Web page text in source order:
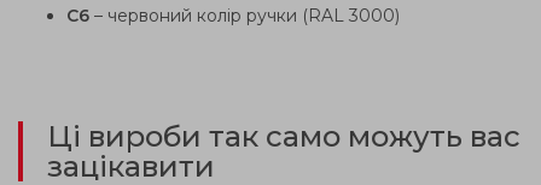
С6 – червоний колір ручки (RAL 3000)
Ці вироби так само можуть вас
зацікавити